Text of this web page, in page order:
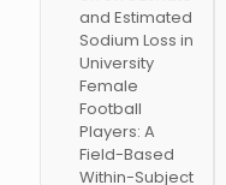
and Estimated
Sodium Loss in
University
Female
Football
Players: A
Field-Based
Within-Subject